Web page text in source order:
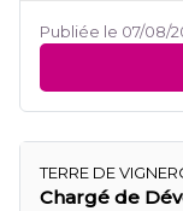
Publiée le 07/08/
TERRE DE
Chargé de